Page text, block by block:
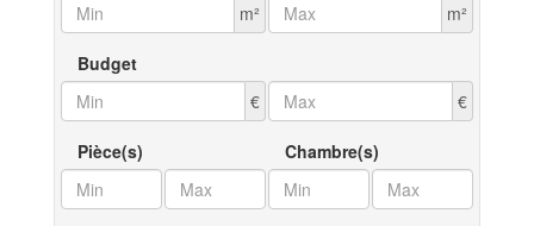
m²
m²
Budget
€
€
Pièce(s) Chambre(s)